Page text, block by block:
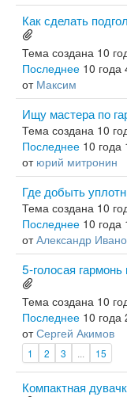
Как сделать
Тема создана 10
Последнее 10 года
от Максим
Ищу мастера по
Тема создана 10
Последнее 10 года
от юрий митронин
Где добыть
Тема создана 10
Последнее 10 года
отАлександр
5-голосая гармонь
Тема создана 10
Последнее 10 года
отСергей Акимов
1 2 3 15
Компактная